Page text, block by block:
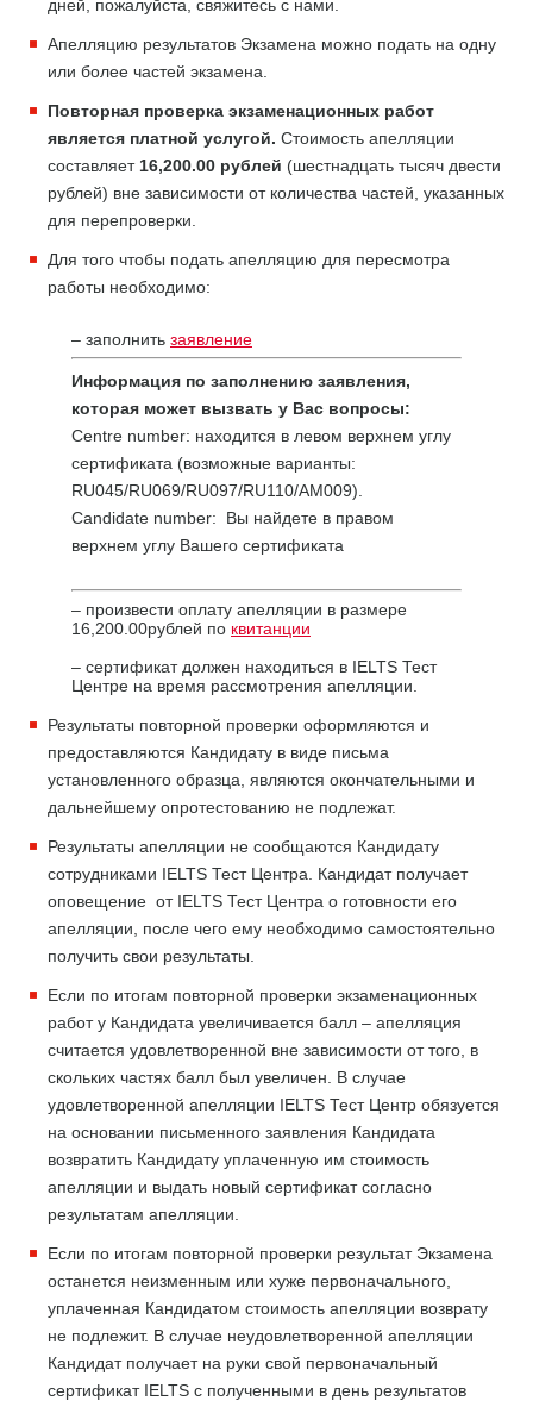
дней, пожалуйста, свяжитесь с нами.
Апелляцию результатов Экзамена можно подать на одну
или более частей экзамена.
Повторная проверка экзаменационных работ
является платной услугой. Стоимость апелляции
составляет 16,200.00 рублей (шестнадцать тысяч двести
рублей) вне зависимости от количества частей, указанных
для перепроверки.
Для того чтобы подать апелляцию для пересмотра
работы необходимо:
– заполнить заявление
Информация по заполнению заявления,
которая может вызвать у Вас вопросы:
Centre number: находится в левом верхнем углу
сертификата (возможные варианты:
RU045/RU069/RU097/RU110/AM009).
Candidate number: Вы найдете в правом
верхнем углу Вашего сертификата
– произвести оплату апелляции в размере
16,200.00рублей по квитанции
– сертификат должен находиться в IELTS Тест
Центре на время рассмотрения апелляции.
Результаты повторной проверки оформляются и
предоставляются Кандидату в виде письма
установленного образца, являются окончательными и
дальнейшему опротестованию не подлежат.
Результаты апелляции не сообщаются Кандидату
сотрудниками IELTS Тест Центра. Кандидат получает
оповещение от IELTS Тест Центра о готовности его
апелляции, после чего ему необходимо самостоятельно
получить свои результаты.
Если по итогам повторной проверки экзаменационных
работ у Кандидата увеличивается балл – апелляция
считается удовлетворенной вне зависимости от того, в
скольких частях балл был увеличен. В случае
удовлетворенной апелляции IELTS Тест Центр обязуется
на основании письменного заявления Кандидата
возвратить Кандидату уплаченную им стоимость
апелляции и выдать новый сертификат согласно
результатам апелляции.
Если по итогам повторной проверки результат Экзамена
останется неизменным или хуже первоначального,
уплаченная Кандидатом стоимость апелляции возврату
не подлежит. В случае неудовлетворенной апелляции
Кандидат получает на руки свой первоначальный
сертификат IELTS с полученными в день результатов